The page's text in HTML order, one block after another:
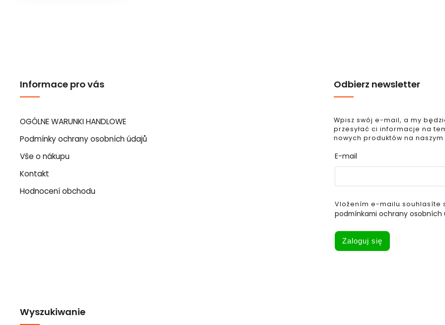
Informace pro vás
OGÓLNE WARUNKI HANDLOWE
Podmínky ochrany osobních údajů
Vše o nákupu
Kontakt
Hodnocení obchodu
Odbierz newsletter
Wpisz swój e-mail, a my
przesyłać ci informacje na
nowych produktów na
E-mail
Vložením e-mailu souhlasíte
podmínkami ochrany osobních
Zaloguj się
Wyszukiwanie